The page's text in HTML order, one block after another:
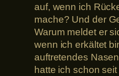
auf, wenn ich
mache? Und der
Warum meldet er
wenn ich erkältet
auftretendes
hatte ich schon seit